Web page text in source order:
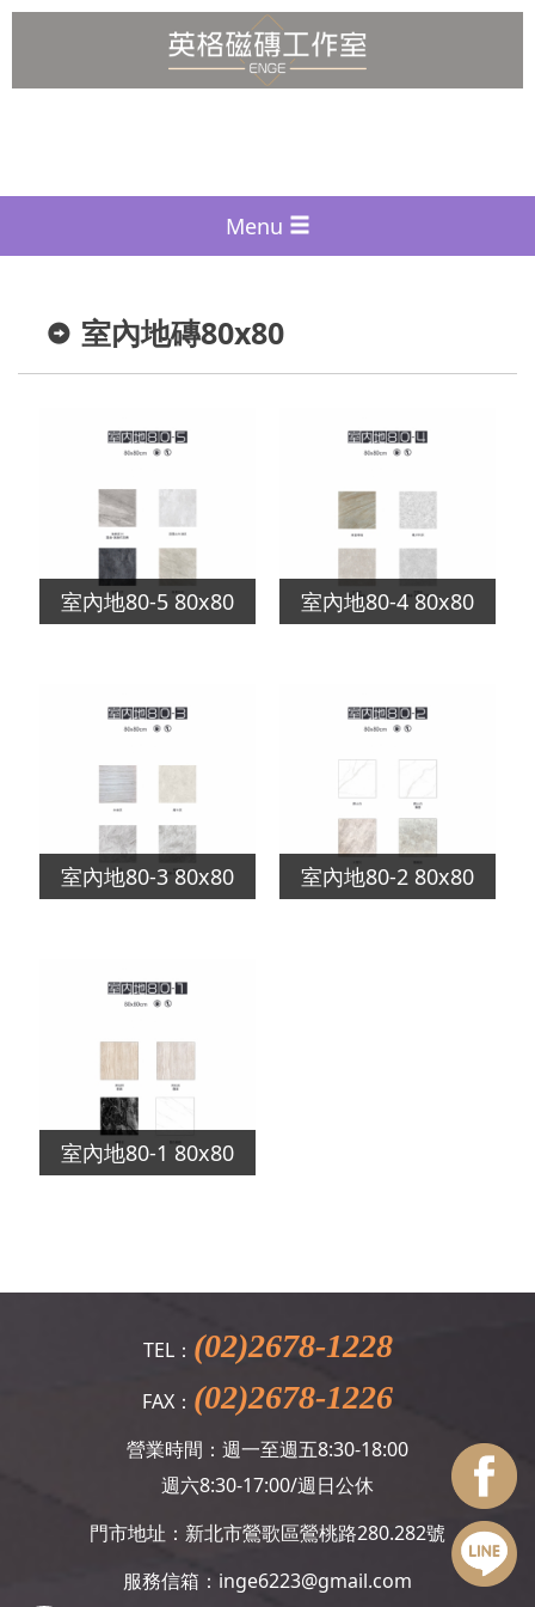
Menu
室內地磚80x80
室內地80-5 80x80 室內地80-4 80x80
室內地80-3 80x80 室內地80-2 80x80
室內地80-1 80x80
TEL： (02)2678-1228
FAX： (02)2678-1226
營業時間：週一至週五8:30-18:00
週六8:30-17:00/週日公休
門市地址：新北市鶯歌區鶯桃路280.282號
服務信箱： inge6223@gmail.com